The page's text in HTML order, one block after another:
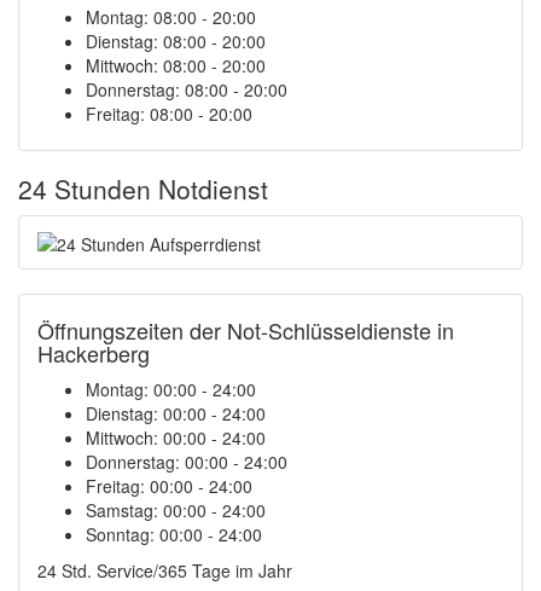
Montag: 08:00 - 20:00
Dienstag: 08:00 - 20:00
Mittwoch: 08:00 - 20:00
Donnerstag: 08:00 - 20:00
Freitag: 08:00 - 20:00
24 Stunden Notdienst
Öffnungszeiten der Not-Schlüsseldienste in
Hackerberg
Montag: 00:00 - 24:00
Dienstag: 00:00 - 24:00
Mittwoch: 00:00 - 24:00
Donnerstag: 00:00 - 24:00
Freitag: 00:00 - 24:00
Samstag: 00:00 - 24:00
Sonntag: 00:00 - 24:00
24 Std. Service/365 Tage im Jahr